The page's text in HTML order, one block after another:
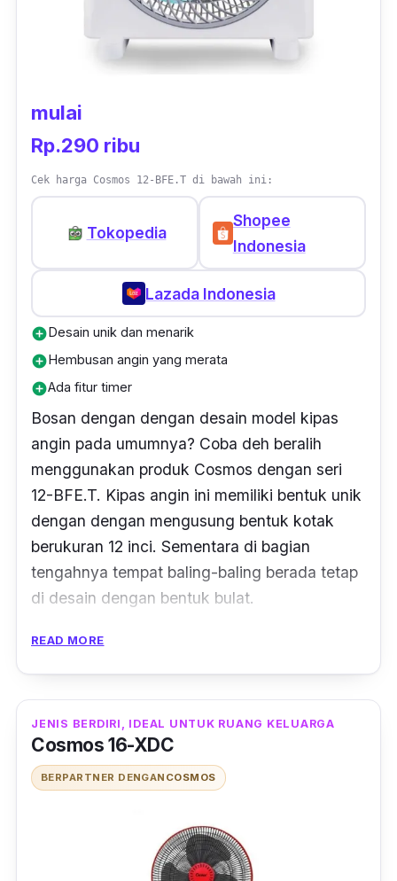
mulai
Rp.290 ribu
Cek harga Cosmos 12-BFE.T di bawah ini:
Tokopedia
Shopee
Indonesia
Lazada Indonesia
add_circleDesain unik dan menarik
add_circleHembusan angin yang merata
add_circleAda fitur timer
Bosan dengan dengan desain model kipas
angin pada umumnya? Coba deh beralih
menggunakan produk Cosmos dengan seri
12-BFE.T. Kipas angin ini memiliki bentuk unik
dengan dengan mengusung bentuk kotak
berukuran 12 inci. Sementara di bagian
tengahnya tempat baling-baling berada tetap
di desain dengan bentuk bulat.
Bicara soal baling-baling, Cosmos
seluruh penjuru ruangan. Terdapat pula tiga
pilihan kecepatan yang bisa kamu atur sesuai
dengan keinginan.
putaran angin pada kipas angin canggih ini.
Meski terkesan minimalis, angin yang
READ MORE
JENIS BERDIRI, IDEAL UNTUK RUANG KELUARGA
Cosmos 16-XDC
BERPARTNER DENGAN COSMOS